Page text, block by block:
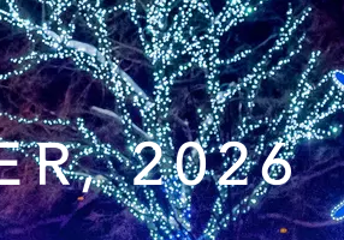
2026